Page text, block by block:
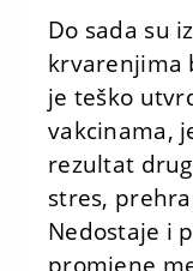
Do sada su
krvarenjima
je teško
vakcinama,
rezultat
stres,
Nedostaje i
promjene